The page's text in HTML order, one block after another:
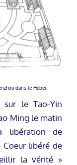
dans le Hebei.
sur le Tao-Yin
Ming le matin
libération de
Coeur libéré de
la vérité »